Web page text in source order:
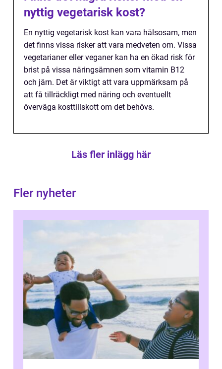
nyttig vegetarisk kost?
En nyttig vegetarisk kost kan vara hälsosam, men
det finns vissa risker att vara medveten om. Vissa
vegetarianer eller veganer kan ha en ökad risk för
brist på vissa näringsämnen som vitamin B12
och järn. Det är viktigt att vara uppmärksam på
att få tillräckligt med näring och eventuellt
överväga kosttillskott om det behövs.
Läs fler inlägg här
Fler nyheter